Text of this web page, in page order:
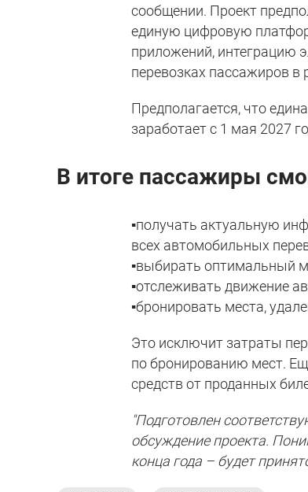
сообщении. Проект
единую цифровую
приложений, интеграцию
перевозках пассажиров
Предполагается, что
заработает с 1 мая 2027
В итоге пассажиры
▪️получать актуальную
всех автомобильных
▪️выбирать оптимальный
▪️отслеживать движение
▪️бронировать места,
Это исключит затраты
по бронированию мест.
средств от проданных
"Подготовлен
обсуждение проекта.
конца года – будет